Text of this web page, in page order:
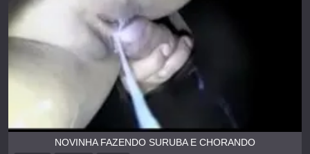
NOVINHA FAZENDO SURUBA E CHORANDO